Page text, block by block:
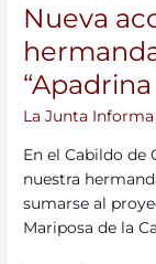
Nueva
La Junta Informa
En el Cabildo de
nuestra
sumarse al
Mariposa de la